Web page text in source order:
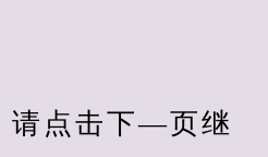
点击下—页继